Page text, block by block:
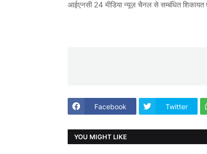
आईएनसी 24 मीडिया न्यूज़ चैनल से सम्बंधित
Facebook Twitter
YOU MIGHT LIKE